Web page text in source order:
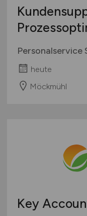
Personalservice
heute
Möckmühl
Key